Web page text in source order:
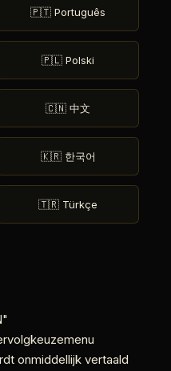
🇵🇹 Português
🇵🇱 Polski
🇨🇳 中文
🇰🇷 한국어
🇹🇷 Türkçe
onmiddellijk vertaald